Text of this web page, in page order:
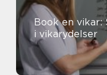
Book en
i vikarydelser